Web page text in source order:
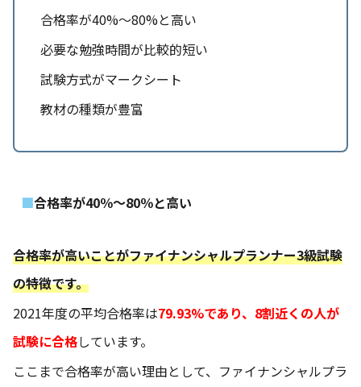
合格率が40%～80%と高い
必要な勉強時間が比較的短い
試験方式がマークシート
教材の種類が豊富
合格率が40％～80％と高い
合格率が高いことがファイナンシャルプランナー3級試験
の特徴です。
2021年度の平均合格率は79.93%であり、8割近くの人が
試験に合格しています。
ここまで合格率が高い理由として、ファイナンシャルプラ